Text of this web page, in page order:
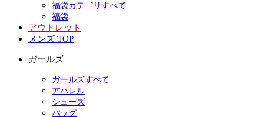
福袋カテゴリすべて
福袋
アウトレット
メンズ TOP
ガールズ
ガールズすべて
アパレル
シューズ
バッグ